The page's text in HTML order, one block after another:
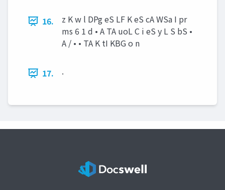
16.
z K w l DPg eS LF K eS cA WSa I pr
ms 6 1 d • A TA uoL C i eS y L S bS •
A / • • TA K tI KBG o n
17. .